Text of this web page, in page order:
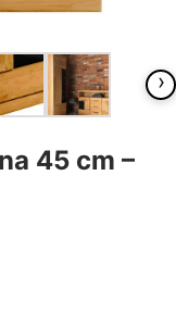
›
45 cm –